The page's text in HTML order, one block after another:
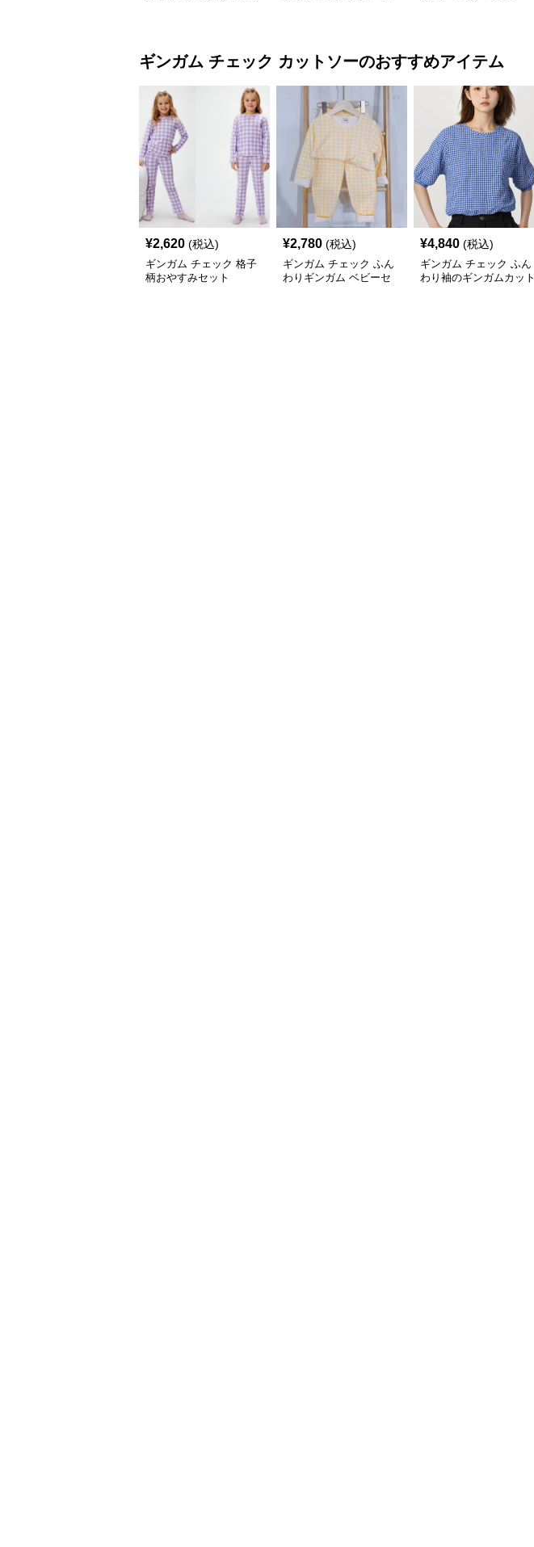
ギンガム チェック カットソーのおすすめアイテム
¥2,620 (税込)
ギンガム チェック 格子
柄おやすみセット
¥2,780 (税込)
ギンガム チェック ふん
わりギンガム ベビーセ
¥4,840 (税込)
ギンガム チェック ふん
わり袖のギンガムカット